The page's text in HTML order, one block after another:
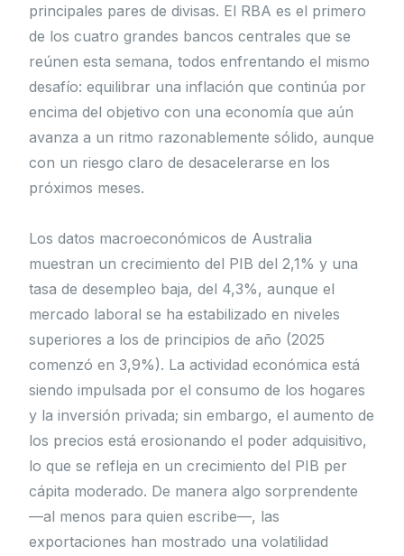
principales pares de divisas. El RBA es el primero
de los cuatro grandes bancos centrales que se
reúnen esta semana, todos enfrentando el mismo
desafío: equilibrar una inflación que continúa por
encima del objetivo con una economía que aún
avanza a un ritmo razonablemente sólido, aunque
con un riesgo claro de desacelerarse en los
próximos meses.
Los datos macroeconómicos de Australia
muestran un crecimiento del PIB del 2,1% y una
tasa de desempleo baja, del 4,3%, aunque el
mercado laboral se ha estabilizado en niveles
superiores a los de principios de año (2025
comenzó en 3,9%). La actividad económica está
siendo impulsada por el consumo de los hogares
y la inversión privada; sin embargo, el aumento de
los precios está erosionando el poder adquisitivo,
lo que se refleja en un crecimiento del PIB per
cápita moderado. De manera algo sorprendente
—al menos para quien escribe—, las
exportaciones han mostrado una volatilidad